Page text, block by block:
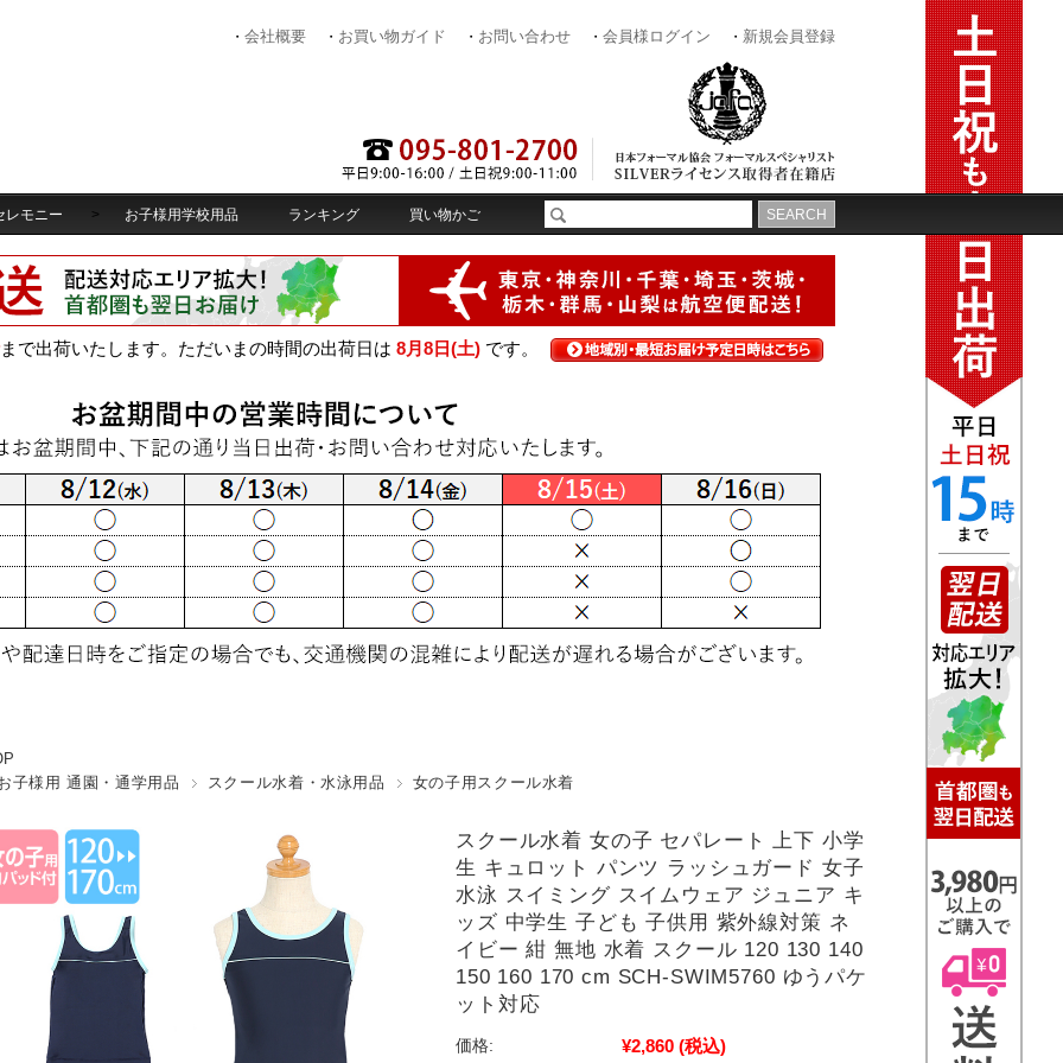
子様用 通園・通学用品
スクール水着・水泳用品 女の子用スクール水着
スクール水着 女の子 セパレート 上下 小学
生 キュロット パンツ ラッシュガード 女子
水泳 スイミング スイムウェア ジュニア キ
ッズ 中学生 子ども 子供用 紫外線対策 ネ
イビー 紺 無地 水着 スクール 120 130 140
150 160 170 cm SCH-SWIM5760 ゆうパケ
ット対応
価格: ¥2,860 (税込)